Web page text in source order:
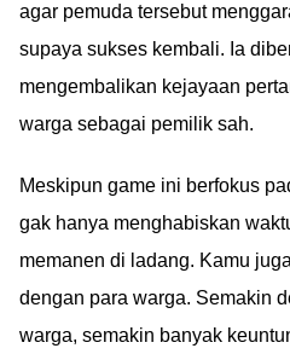
agar pemuda tersebut
supaya sukses kembali. Ia
mengembalikan kejayaan
warga sebagai pemilik sah.
Meskipun game ini berfokus
gak hanya menghabiskan
memanen di ladang. Kamu
dengan para warga. Semakin
warga, semakin banyak